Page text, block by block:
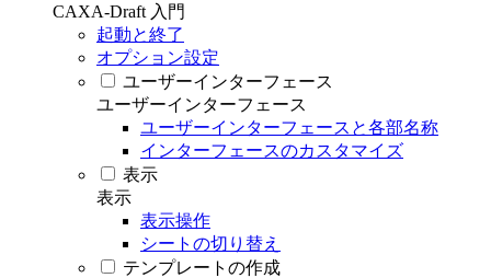
CAXA-Draft 入門
起動と終了
オプション設定
ユーザーインターフェース
ユーザーインターフェース
ユーザーインターフェースと各部名称
インターフェースのカスタマイズ
表示
表示
表示操作
シートの切り替え
テンプレートの作成